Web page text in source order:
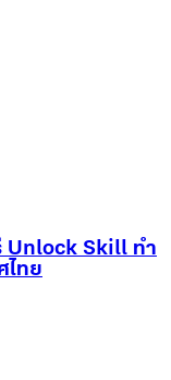
Unlock Skill ทำ
ไทย